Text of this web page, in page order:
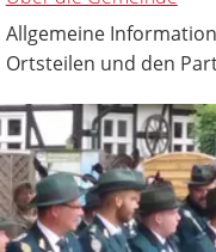
Allgemeine
Ortsteilen und den